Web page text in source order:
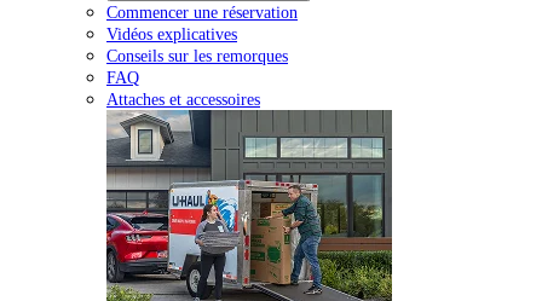
Commencer une réservation
Vidéos explicatives
Conseils sur les remorques
FAQ
Attaches et accessoires